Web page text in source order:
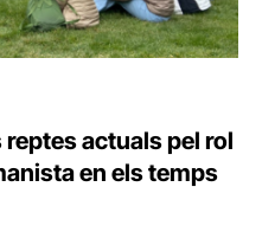
actuals pel rol
en els temps